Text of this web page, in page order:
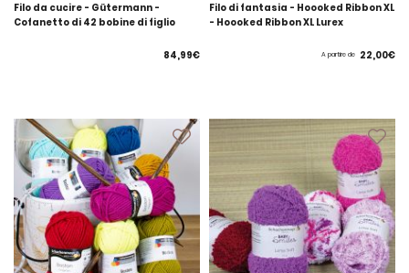
Filo da cucire - Gütermann -
Cofanetto di 42 bobine di figlio
84,99€
Filo di fantasia - Hoooked Ribbon XL
- Hoooked Ribbon XL Lurex
A partire de 22,00€